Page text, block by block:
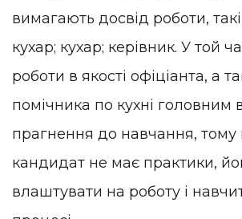
вимагають досвід роботи,
кухар; кухар; керівник. У той
роботи в якості офіціанта, а
помічника по кухні головним
прагнення до навчання, тому
кандидат не має практики,
влаштувати на роботу і